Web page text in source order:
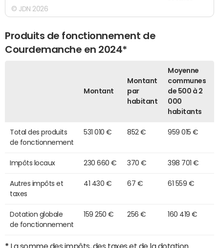
© JDN 2026
Produits de fonctionnement de
Courdemanche en 2024*
Montant
Montant
par
habitant
Moyenne
communes
de 500 à 2
000
habitants
Total des produits
de fonctionnement
531 010 € 852 € 959 015 €
Impôts locaux 230 660 € 370 € 398 701 €
Autres impôts et
taxes
41 430 € 67 € 61 559 €
Dotation globale
de fonctionnement
159 250 € 256 € 160 419 €
* La somme des impôts, des taxes et de la dotation